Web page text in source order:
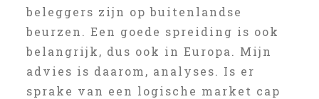
beleggers zijn op buitenlandse
beurzen. Een goede spreiding is ook
belangrijk, dus ook in Europa. Mijn
advies is daarom, analyses. Is er
sprake van een logische market cap